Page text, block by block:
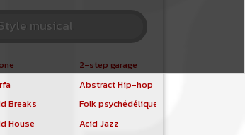
musical
2-step garage
Abstract Hip-hop
Breaks
Folk psychédélique
House
Acid Jazz